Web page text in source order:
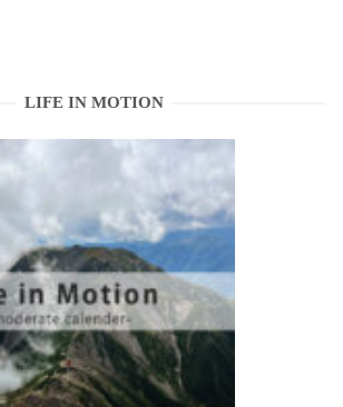
LIFE IN MOTION